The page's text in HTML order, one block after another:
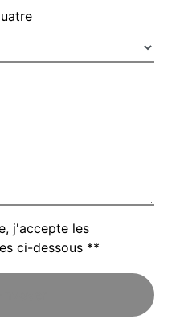
j'accepte les
ci-dessous **